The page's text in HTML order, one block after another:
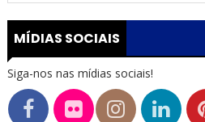
MÍDIAS SOCIAIS
Siga-nos nas mídias sociais!